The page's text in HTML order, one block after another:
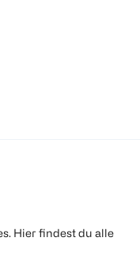
Hier findest du alle